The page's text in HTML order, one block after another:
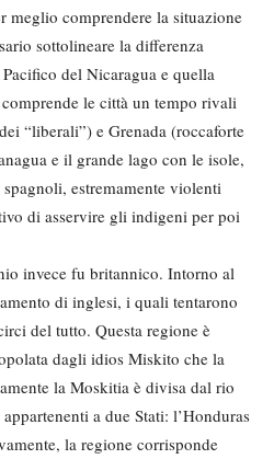
meglio comprendere la situazione
sottolineare la differenza
del Nicaragua e quella
le città un tempo rivali
“liberali”) e Grenada (roccaforte
e il grande lago con le isole,
estremamente violenti
di asservire gli indigeni per poi
invece fu britannico. Intorno al
di inglesi, i quali tentarono
del tutto. Questa regione è
dagli idios Miskito che la
la Moskitia è divisa dal rio
a due Stati: l’Honduras
la regione corrisponde